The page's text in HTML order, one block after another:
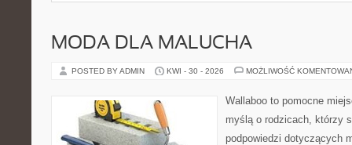
MODA DLA MALUCHA
POSTED BY ADMIN KWI - 30 - 2026 MOŻLIWOŚĆ
Wallaboo to pomocne
myślą o rodzicach, którzy
podpowiedzi dotyczących